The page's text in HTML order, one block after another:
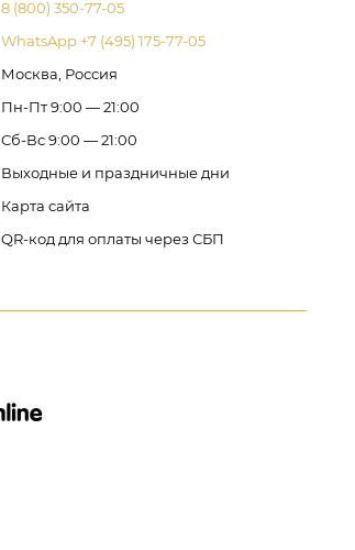
8 (800) 350-77-05
WhatsApp +7 (495) 175-77-05
Москва, Россия
Пн-Пт 9:00 — 21:00
Сб-Вс 9:00 — 21:00
Выходные и праздничные дни
Карта сайта
QR-код для оплаты через СБП